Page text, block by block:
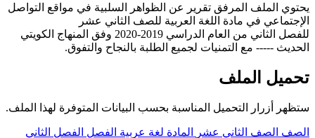
يحتوي الملف المرفق تقرير عن الظواهر السلبية في مواقع التواصل
الإجتماعي في مادة اللغة العربية للصف الثاني عشر
للفصل الثاني من العام الدراسي 2019-2020 وفق المنهاج الكويتي
الحديث ----- مع التمنيات لجميع الطلبة بالنجاح والتفوق.
تحميل الملف
ستظهر أزرار التحميل المناسبة بحسب البيانات المتوفرة لهذا الملف.
الصف الصف الثاني عشر المادة لغة عربية الفصل
الفصل الثاني